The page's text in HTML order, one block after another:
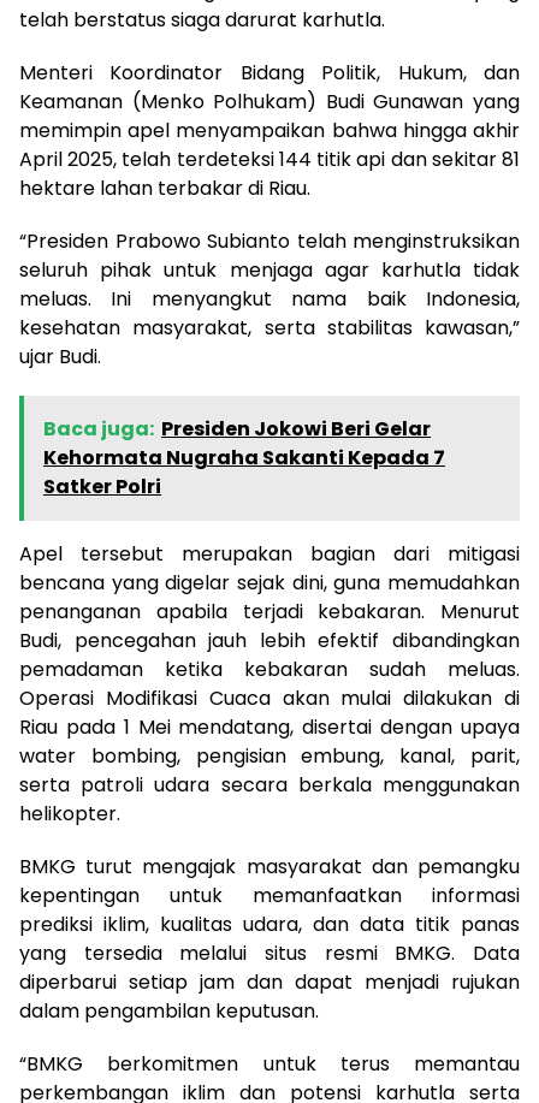
telah berstatus siaga darurat karhutla.
Menteri Koordinator Bidang Politik, Hukum, dan
Keamanan (Menko Polhukam) Budi Gunawan yang
memimpin apel menyampaikan bahwa hingga akhir
April 2025, telah terdeteksi 144 titik api dan sekitar 81
hektare lahan terbakar di Riau.
“Presiden Prabowo Subianto telah menginstruksikan
seluruh pihak untuk menjaga agar karhutla tidak
meluas. Ini menyangkut nama baik Indonesia,
kesehatan masyarakat, serta stabilitas kawasan,”
ujar Budi.
Baca juga: Presiden Jokowi Beri Gelar
Kehormata Nugraha Sakanti Kepada 7
Satker Polri
Apel tersebut merupakan bagian dari mitigasi
bencana yang digelar sejak dini, guna memudahkan
penanganan apabila terjadi kebakaran. Menurut
Budi, pencegahan jauh lebih efektif dibandingkan
pemadaman ketika kebakaran sudah meluas.
Operasi Modifikasi Cuaca akan mulai dilakukan di
Riau pada 1 Mei mendatang, disertai dengan upaya
water bombing, pengisian embung, kanal, parit,
serta patroli udara secara berkala menggunakan
helikopter.
BMKG turut mengajak masyarakat dan pemangku
kepentingan untuk memanfaatkan informasi
prediksi iklim, kualitas udara, dan data titik panas
yang tersedia melalui situs resmi BMKG. Data
diperbarui setiap jam dan dapat menjadi rujukan
dalam pengambilan keputusan.
“BMKG berkomitmen untuk terus memantau
perkembangan iklim dan potensi karhutla serta